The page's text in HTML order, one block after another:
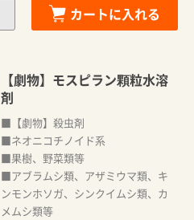
カートに入れる
【劇物】モスピラン顆粒水溶
剤
■【劇物】殺虫剤
■ネオニコチノイド系
■果樹、野菜類等
■アブラムシ類、アザミウマ類、キ
ンモンホソガ、シンクイムシ類、カ
メムシ類等